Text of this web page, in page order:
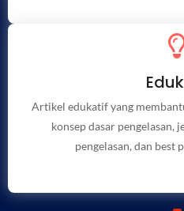
Artikel edukatif yang
konsep dasar pengelasan,
pengelasan, dan best
konstruksi, industri,